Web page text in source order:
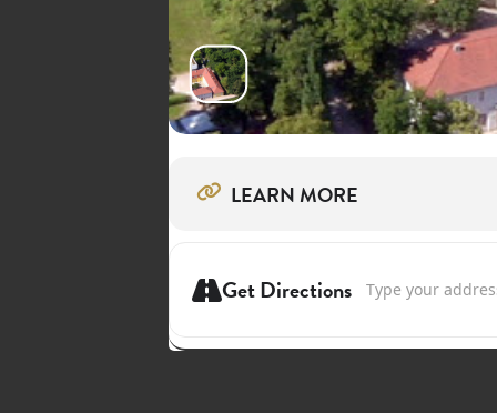
LEARN MORE
Get Directions Address -